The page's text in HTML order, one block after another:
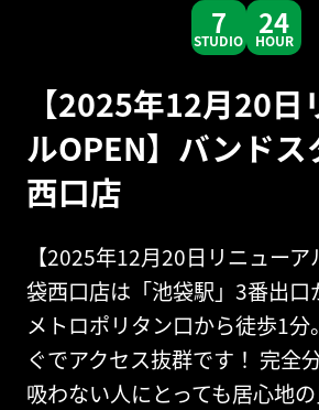
7
STUDIO 24
HOUR
【2025年12月20日
ルOPEN】バンドス
西口店
【2025年12月20日リニュー
袋西口店は「池袋駅」3番出口
メトロポリタン口から徒歩1分
ぐでアクセス抜群です！ 完全
吸わない人にとっても居心地